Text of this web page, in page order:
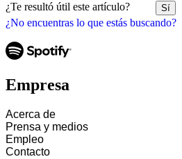
¿No encuentras lo que estás buscando?
¿Te resultó útil este artículo? Sí
Empresa
Acerca de
Prensa y medios
Empleo
Contacto